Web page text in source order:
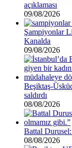
açıklaması
09/08/2026
Şampiyonlar
Kanalda
09/08/2026
Beşiktaş-
saldırdı
08/08/2026
Battal
08/08/2026